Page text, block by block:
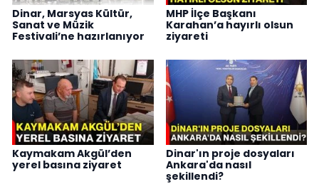
Dinar, Marsyas Kültür,
Sanat ve Müzik
Festivali’ne hazırlanıyor
MHP İlçe Başkanı
Karahan’a hayırlı olsun
ziyareti
Kaymakam Akgül’den
yerel basına ziyaret
Dinar'ın proje dosyaları
Ankara'da nasıl
şekillendi?